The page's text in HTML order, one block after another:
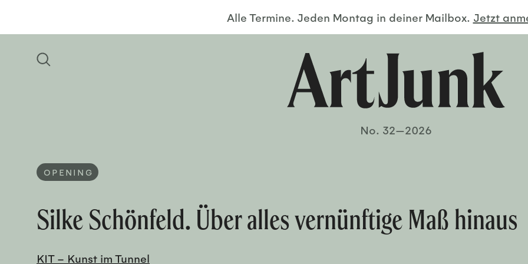
Alle Termine. Jeden Montag in deiner Mailbox. Jetzt
No. 32—2026
OPENING
Silke Schönfeld. Über alles vernünftige Maß hinaus
KIT – Kunst im Tunnel